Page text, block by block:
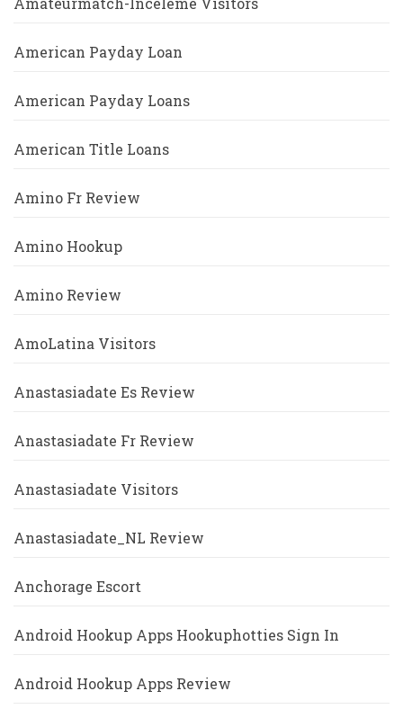
American Payday Loan
American Payday Loans
American Title Loans
Amino Fr Review
Amino Hookup
Amino Review
AmoLatina Visitors
Anastasiadate Es Review
Anastasiadate Fr Review
Anastasiadate Visitors
Anastasiadate_NL Review
Anchorage Escort
Android Hookup Apps Hookuphotties Sign In
Android Hookup Apps Review